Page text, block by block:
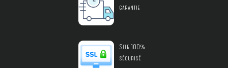
garantie
Site 100%
sécurisé